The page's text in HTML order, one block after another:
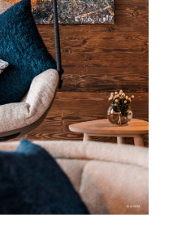
#23 – Nothegger
Tradition trifft
BLOG #22 – Nothegger
Living: Maßarbeit für